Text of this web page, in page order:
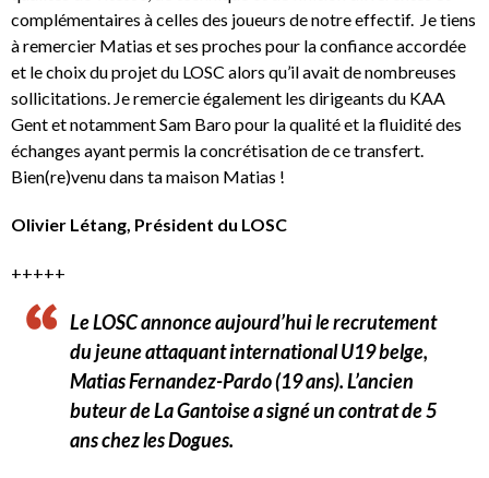
complémentaires à celles des joueurs de notre effectif. Je tiens
à remercier Matias et ses proches pour la confiance accordée
et le choix du projet du LOSC alors qu’il avait de nombreuses
sollicitations. Je remercie également les dirigeants du KAA
Gent et notamment Sam Baro pour la qualité et la fluidité des
échanges ayant permis la concrétisation de ce transfert.
Bien(re)venu dans ta maison Matias !
Olivier Létang, Président du LOSC
+++++
Le LOSC annonce aujourd’hui le recrutement
du jeune attaquant international U19 belge,
Matias Fernandez-Pardo (19 ans). L’ancien
buteur de La Gantoise a signé un contrat de 5
ans chez les Dogues.